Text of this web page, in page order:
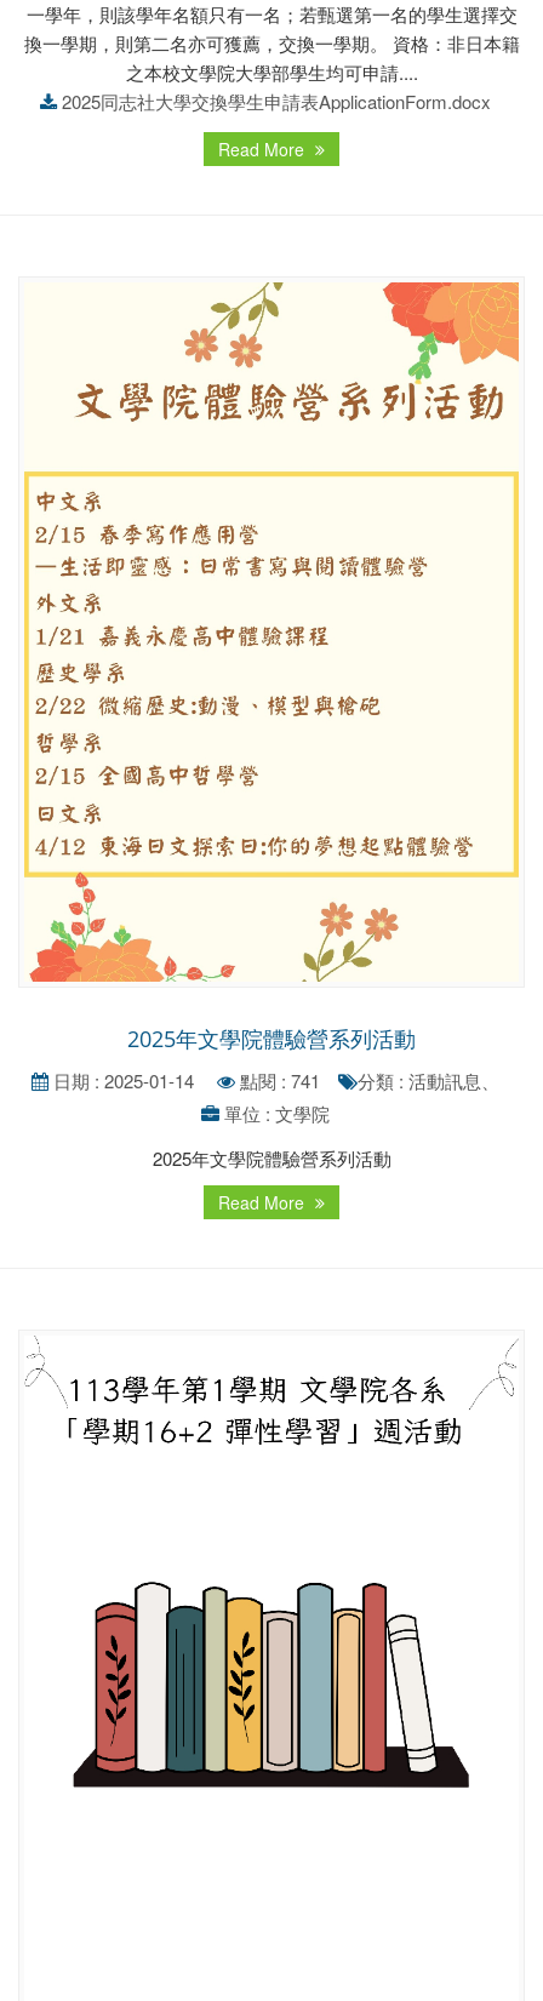
一學年，則該學年名額只有一名；若甄選第一名的學生選擇交
換一學期，則第二名亦可獲薦，交換一學期。 資格：非日本籍
之本校文學院大學部學生均可申請....
2025同志社大學交換學生申請表ApplicationForm.docx
Read More
2025年文學院體驗營系列活動
日期 : 2025-01-14 點閱 : 741
分類 : 活動訊息、
單位 : 文學院
2025年文學院體驗營系列活動
Read More